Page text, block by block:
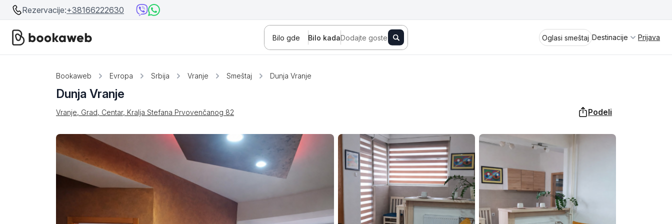
Rezervacije:+38166222630
Bilo gde Bilo kadaDodajte goste Oglasi smeštaj Destinacije
Bosna i Hercegovina
Crna Gora
Srbija
Beograd Novi Sad
Banja Koviljača Sokobanja Fruška gora Vrnjačka Banja
Srebrno jezero Stara planina Banja Vrujci Perućac
Prolom Banja Golubac Kladovo
Bajina Bašta Jagodina Aranđelovac
Spremite se za virtuelno putovanje
planinskih masiva poput Tare i Šar-
planine, ali i u ravničarskim predelima
prostrane Vojvodine. Istraživanje
tradicije i kulturnog dobra Srbije
otkriće vam pravu narav srpskog
Prijava
Bookaweb Evropa Srbija Vranje Smeštaj Dunja Vranje
Dunja Vranje
Vranje, Grad, Centar, Kralja Stefana Prvovenčanog 82 Podeli